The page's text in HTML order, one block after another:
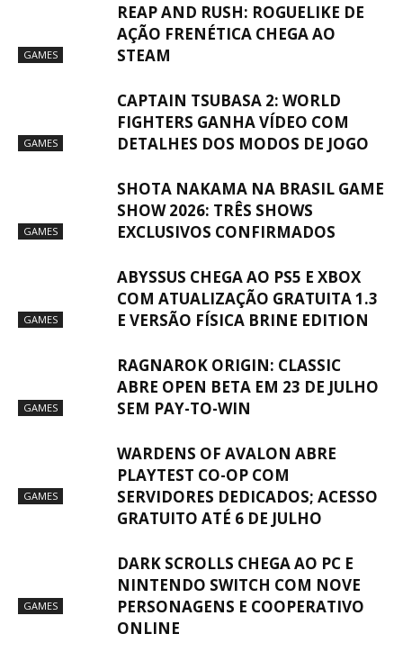
GAMES
REAP AND RUSH: ROGUELIKE DE
AÇÃO FRENÉTICA CHEGA AO
STEAM
GAMES
CAPTAIN TSUBASA 2: WORLD
FIGHTERS GANHA VÍDEO COM
DETALHES DOS MODOS DE JOGO
GAMES
SHOTA NAKAMA NA BRASIL GAME
SHOW 2026: TRÊS SHOWS
EXCLUSIVOS CONFIRMADOS
GAMES
ABYSSUS CHEGA AO PS5 E XBOX
COM ATUALIZAÇÃO GRATUITA 1.3
E VERSÃO FÍSICA BRINE EDITION
GAMES
RAGNAROK ORIGIN: CLASSIC
ABRE OPEN BETA EM 23 DE JULHO
SEM PAY-TO-WIN
GAMES
WARDENS OF AVALON ABRE
PLAYTEST CO-OP COM
SERVIDORES DEDICADOS; ACESSO
GRATUITO ATÉ 6 DE JULHO
GAMES
DARK SCROLLS CHEGA AO PC E
NINTENDO SWITCH COM NOVE
PERSONAGENS E COOPERATIVO
ONLINE